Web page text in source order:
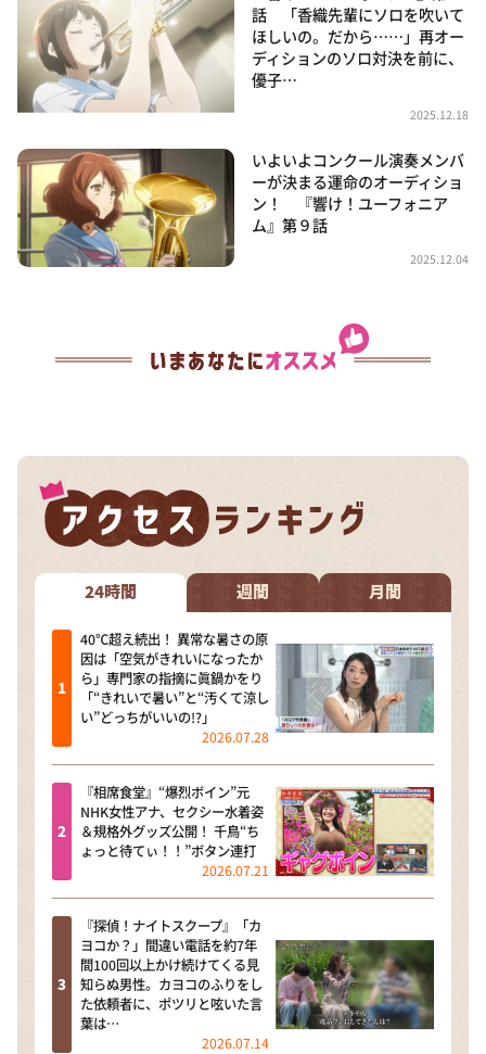
話 「香織先輩にソロを吹いて
ほしいの。だから……」再オー
ディションのソロ対決を前に、
優子…
2025.12.18
いよいよコンクール演奏メンバ
ーが決まる運命のオーディショ
ン！ 『響け！ユーフォニア
ム』第９話
2025.12.04
24時間 週間 月間
40℃超え続出！ 異常な暑さの原
因は「空気がきれいになったか
ら」専門家の指摘に眞鍋かをり
「“きれいで暑い”と“汚くて涼し
い”どっちがいいの!?」
2026.07.28
『相席食堂』“爆烈ボイン”元
NHK女性アナ、セクシー水着姿
＆規格外グッズ公開！ 千鳥“ち
ょっと待てぃ！！”ボタン連打
2026.07.21
『探偵！ナイトスクープ』「カ
ヨコか？」間違い電話を約7年
間100回以上かけ続けてくる見
知らぬ男性。カヨコのふりをし
た依頼者に、ポツリと呟いた言
葉は…
2026.07.14